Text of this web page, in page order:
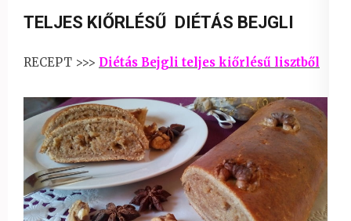
TELJES KIŐRLÉSŰ DIÉTÁS BEJGLI
RECEPT >>> Diétás Bejgli teljes kiőrlésű lisztből